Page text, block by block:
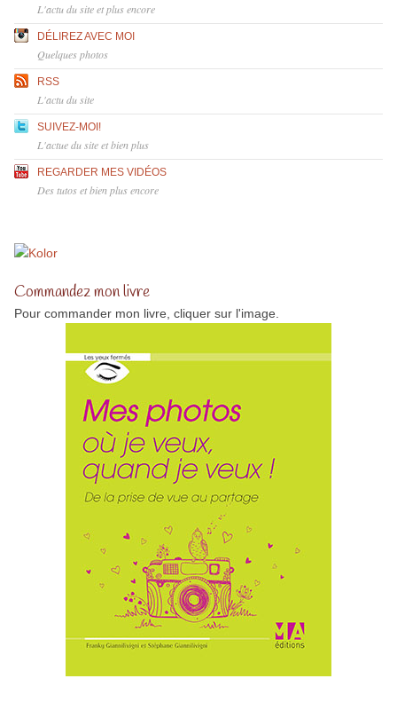
L'actu du site et plus encore
DÉLIREZ AVEC MOI
Quelques photos
RSS
L'actu du site
SUIVEZ-MOI!
L'actue du site et bien plus
REGARDER MES VIDÉOS
Des tutos et bien plus encore
Commandez mon livre
Pour commander mon livre, cliquer sur l'image.